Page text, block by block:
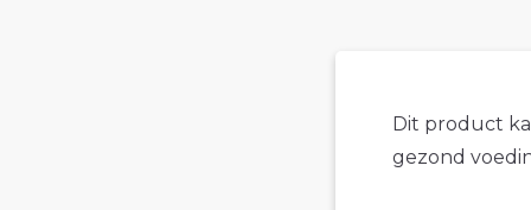
Dit product
gezond